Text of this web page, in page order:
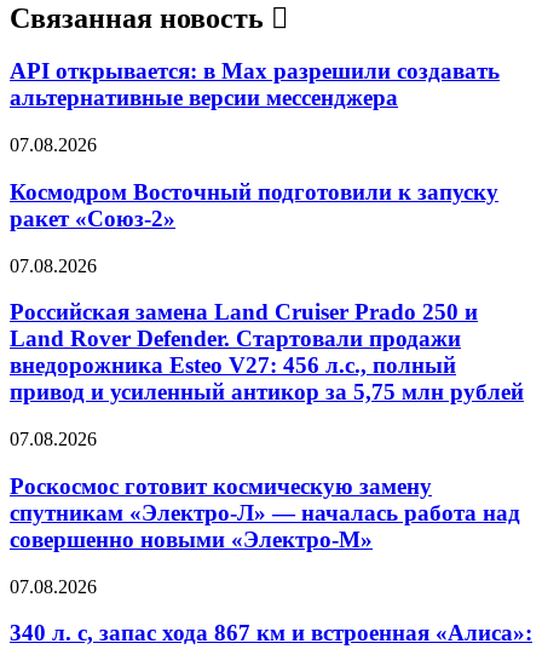
Связанная новость
API открывается: в Max разрешили создавать
альтернативные версии мессенджера
07.08.2026
Космодром Восточный подготовили к запуску
ракет «Союз-2»
07.08.2026
Российская замена Land Cruiser Prado 250 и
Land Rover Defender. Стартовали продажи
внедорожника Esteo V27: 456 л.с., полный
привод и усиленный антикор за 5,75 млн рублей
07.08.2026
Роскосмос готовит космическую замену
спутникам «Электро-Л» — началась работа над
совершенно новыми «Электро-М»
07.08.2026
340 л. с, запас хода 867 км и встроенная «Алиса»: